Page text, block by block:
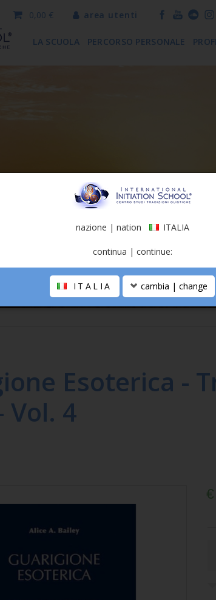
area utenti
0,00 €
LA SCUOLA PERCORSO PERSONALE
Esoterica -
Vol. 4
€
nazione | nation ITALIA
continua | continue:
ITALIA cambia | change